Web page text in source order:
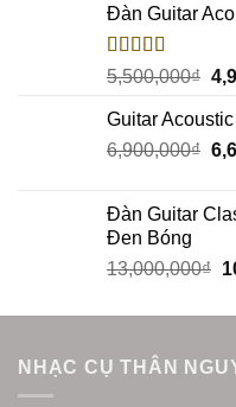
Đàn Guitar
Rated5.00
out of 5
5,500,000₫
Guitar
6,900,000₫
Đàn Guitar
Đen Bóng
13,000,000₫
NHẠC CỤ THÂN